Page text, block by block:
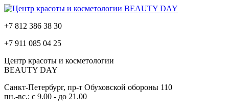
+7 812 386 38 30
+7 911 085 04 25
Центр красоты и косметологии
BEAUTY DAY
Санкт-Петербург, пр-т Обуховской обороны 110
пн.-вс.: с 9.00 - до 21.00